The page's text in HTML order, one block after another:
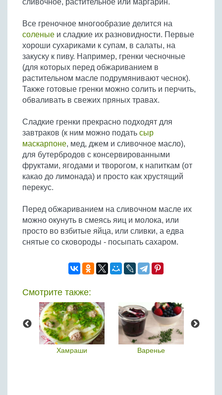
Бобовые
Яйца
Крупы
сливочное, растительное или маргарин.
Все греночное многообразие делится на
соленые и сладкие их разновидности. Первые
хороши сухариками к супам, в салаты, на
закуску к пиву. Например, гренки чесночные
(для которых перед обжариванием в
растительном масле подрумянивают чеснок).
Также готовые гренки можно солить и перчить,
обваливать в свежих пряных травах.
Сладкие гренки прекрасно подходят для
завтраков (к ним можно подать сыр
маскарпоне, мед, джем и сливочное масло),
для бутербродов с консервированными
фруктами, ягодами и творогом, к напиткам (от
какао до лимонада) и просто как хрустящий
перекус.
Перед обжариванием на сливочном масле их
можно окунуть в смеясь яиц и молока, или
просто во взбитые яйца, или сливки, а едва
снятые со сковороды - посыпать сахаром.
Смотрите также:
Хамраши Варенье